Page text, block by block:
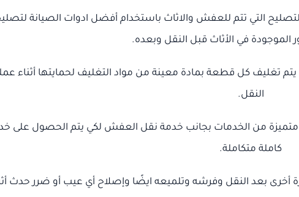
التي تتم للعفش والاثاث باستخدام أفضل ادوات الصيانة
في الأثاث قبل النقل وبعده.
تغليف كل قطعة بمادة معينة من مواد التغليف لحمايتها أثناء
النقل.
من الخدمات بجانب خدمة نقل العفش لكي يتم الحصول على
كاملة متكاملة.
أخرى بعد النقل وفرشه وتلميعه ايضًا وإصلاح أي عيب أو ضرر حدث